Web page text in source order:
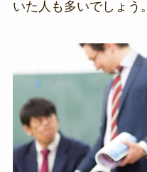
いた人も多いでしょう。